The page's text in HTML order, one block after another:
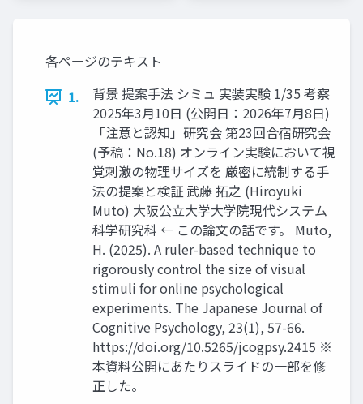
各ページのテキスト
1.
背景 提案手法 シミュ 実装実験 1/35 考察
2025年3月10日 (公開日：2026年7月8日)
「注意と認知」研究会 第23回合宿研究会
(予稿：No.18) オンライン実験において視
覚刺激の物理サイズを 厳密に統制する手
法の提案と検証 武藤 拓之 (Hiroyuki
Muto) 大阪公立大学大学院現代システム
科学研究科 ← この論文の話です。 Muto,
H. (2025). A ruler-based technique to
rigorously control the size of visual
stimuli for online psychological
experiments. The Japanese Journal of
Cognitive Psychology, 23(1), 57-66.
https://doi.org/10.5265/jcogpsy.2415 ※
本資料公開にあたりスライドの一部を修
正した。